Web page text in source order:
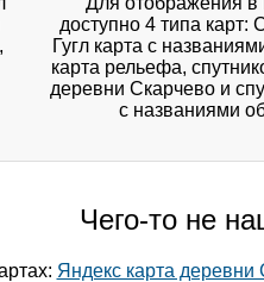
доступно 4 типа карт:
Гугл карта с
карта рельефа,
деревни Скарчево и
с названиями
Чего-то не
Яндекс карта деревни